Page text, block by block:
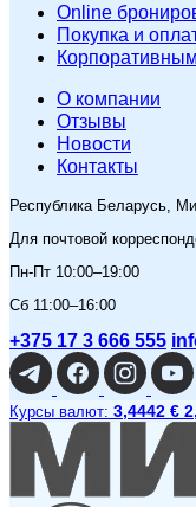
Online
Покупка и
O компании
Отзывы
Новости
Контакты
Республика Беларусь,
Для почтовой
Пн-Пт 10:00–19:00
Сб 11:00–16:00
+375 17 3 666 555
Курсы валют: 3,4442 €